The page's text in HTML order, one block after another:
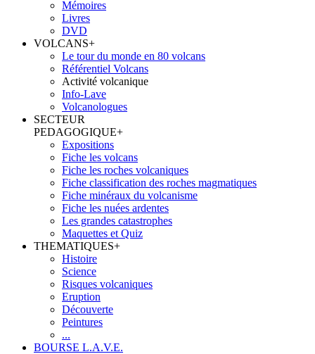
Mémoires
Livres
DVD
VOLCANS+
Le tour du monde en 80 volcans
Référentiel Volcans
Activité volcanique
Info-Lave
Volcanologues
SECTEUR
PEDAGOGIQUE+
Expositions
Fiche les volcans
Fiche les roches volcaniques
Fiche classification des roches magmatiques
Fiche minéraux du volcanisme
Fiche les nuées ardentes
Les grandes catastrophes
Maquettes et Quiz
THEMATIQUES+
Histoire
Science
Risques volcaniques
Eruption
Découverte
Peintures
...
BOURSE L.A.V.E.